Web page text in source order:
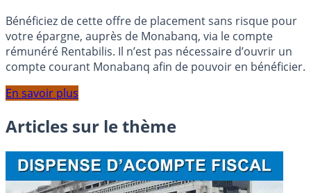
Bénéficiez de cette offre de placement sans risque pour
votre épargne, auprès de Monabanq, via le compte
rémunéré Rentabilis. Il n’est pas nécessaire d’ouvrir un
compte courant Monabanq afin de pouvoir en bénéficier.
En savoir plus
Articles sur le thème